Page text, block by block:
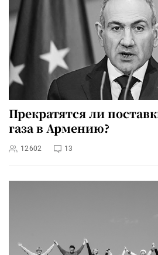
Прекратятся ли
газа в Армению?
12602 13